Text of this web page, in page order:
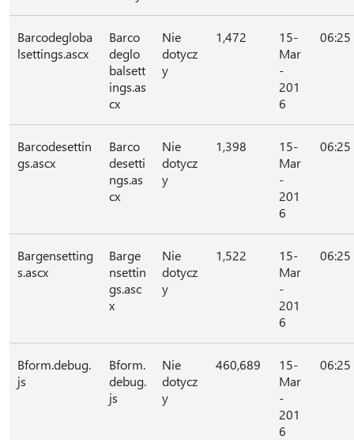
Barcodegloba
lsettings.ascx
Barco
deglo
balsett
ings.as
cx
Nie
dotycz
y
1,472
15-
Mar
-
201
6
06:25
Barcodesettin
gs.ascx
Barco
desetti
ngs.as
cx
Nie
dotycz
y
1,398
15-
Mar
-
201
6
06:25
Bargensetting
s.ascx
Barge
nsettin
gs.asc
x
Nie
dotycz
y
1,522
15-
Mar
-
201
6
06:25
Bform.debug.
js
Bform.
debug.
js
Nie
dotycz
y
460,689
15-
Mar
-
201
6
06:25